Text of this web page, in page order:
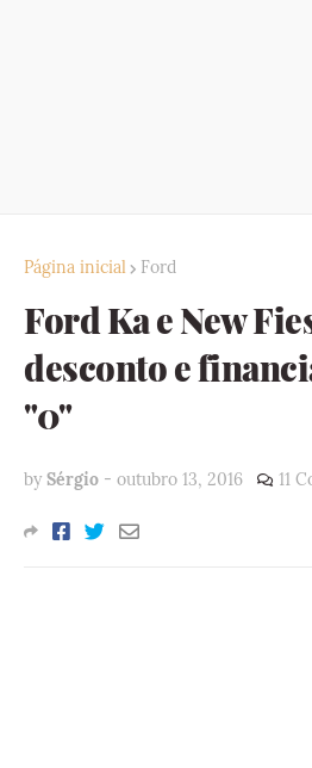
Página inicial Ford
Ford Ka e New
desconto e
"0"
by Sérgio - outubro 13, 2016 11